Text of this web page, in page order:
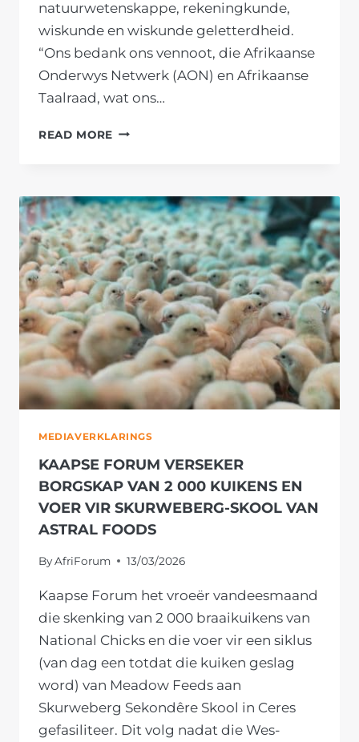
natuurwetenskappe, rekeningkunde,
wiskunde en wiskunde geletterdheid.
“Ons bedank ons vennoot, die Afrikaanse
Onderwys Netwerk (AON) en Afrikaanse
Taalraad, wat ons…
READ MORE NUWE
VANRHYNSDORP
MAAK
LEER
LEKKER
MEDIAVERKLARINGS
KAAPSE FORUM VERSEKER
BORGSKAP VAN 2 000 KUIKENS EN
VOER VIR SKURWEBERG-SKOOL VAN
ASTRAL FOODS
ByAfriForum 13/03/2026
Kaapse Forum het vroeër vandeesmaand
die skenking van 2 000 braaikuikens van
National Chicks en die voer vir een siklus
(van dag een totdat die kuiken geslag
word) van Meadow Feeds aan
Skurweberg Sekondêre Skool in Ceres
gefasiliteer. Dit volg nadat die Wes-